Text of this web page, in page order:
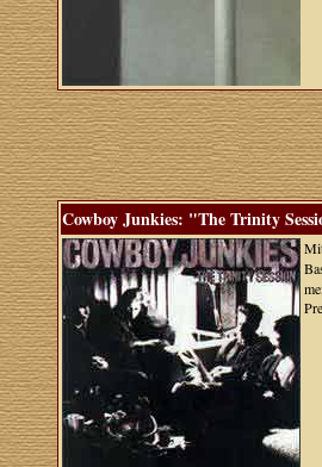
Cowboy Junkies: "The Trinity